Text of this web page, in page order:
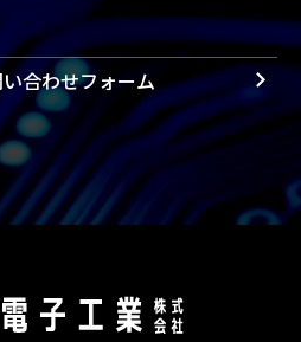
合わせフォーム